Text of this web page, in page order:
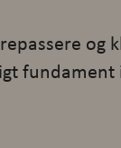
og